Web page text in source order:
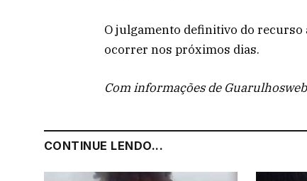
O julgamento definitivo do recurso
ocorrer nos próximos dias.
Com informações de Guarulhosweb
CONTINUE LENDO...